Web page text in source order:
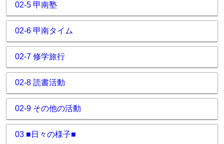
02-5 甲南塾
02-6 甲南タイム
02-7 修学旅行
02-8 読書活動
02-9 その他の活動
03 ■日々の様子■